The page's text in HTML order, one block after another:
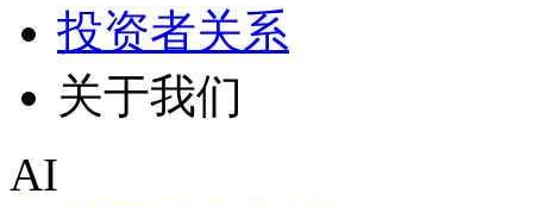
投资者关系
关于我们
AI